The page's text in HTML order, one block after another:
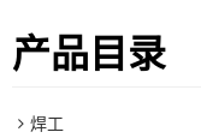
产品目录
焊工